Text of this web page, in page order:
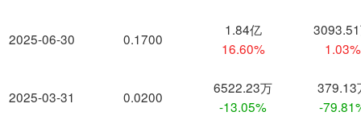
2025-06-30
2025-03-31
0.1700
1.84亿
16.60%
1.03%
0.0200
6522.23万
-13.05%
379.13
-